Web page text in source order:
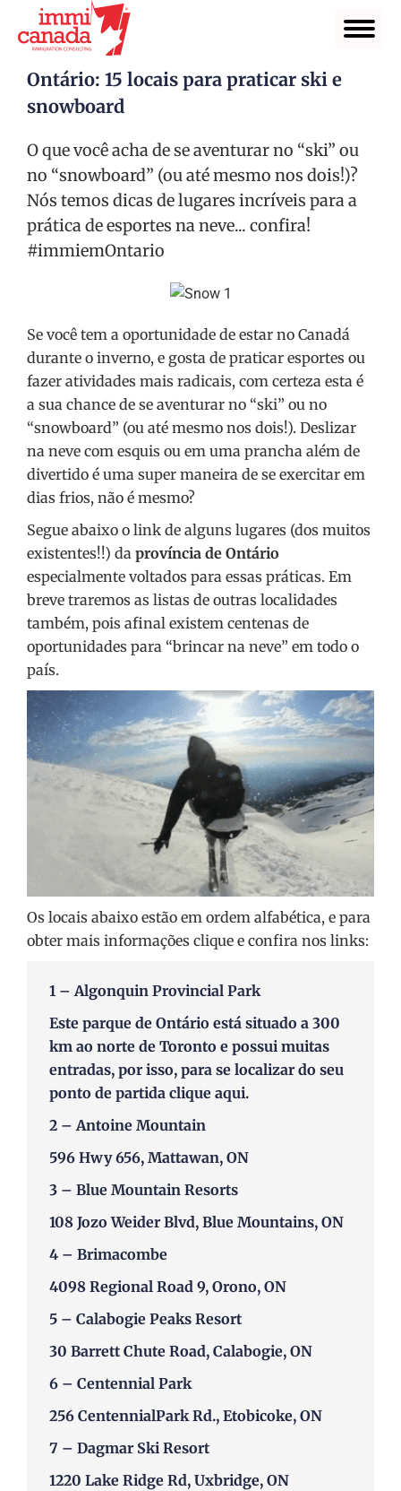
Ontário: 15 locais para praticar ski e
snowboard
O que você acha de se aventurar no “ski” ou
no “snowboard” (ou até mesmo nos dois!)?
Nós temos dicas de lugares incríveis para a
prática de esportes na neve... confira!
#immiemOntario
Se você tem a oportunidade de estar no Canadá
durante o inverno, e gosta de praticar esportes ou
fazer atividades mais radicais, com certeza esta é
a sua chance de se aventurar no “ski” ou no
“snowboard” (ou até mesmo nos dois!). Deslizar
na neve com esquis ou em uma prancha além de
divertido é uma super maneira de se exercitar em
dias frios, não é mesmo?
Segue abaixo o link de alguns lugares (dos muitos
existentes!!) da província de Ontário
especialmente voltados para essas práticas. Em
breve traremos as listas de outras localidades
também, pois afinal existem centenas de
oportunidades para “brincar na neve” em todo o
país.
Os locais abaixo estão em ordem alfabética, e para
obter mais informações clique e confira nos links:
1 –Algonquin Provincial Park
Este parque de Ontário está situado a 300
km ao norte de Toronto e possui muitas
entradas, por isso, para se localizar do seu
ponto de partida clique aqui.
2 –Antoine Mountain
596 Hwy 656, Mattawan, ON
3 – Blue Mountain Resorts
108 Jozo Weider Blvd, Blue Mountains, ON
4 – Brimacombe
4098 Regional Road 9, Orono, ON
5 – Calabogie Peaks Resort
30 Barrett Chute Road, Calabogie, ON
6 – Centennial Park
256 CentennialPark Rd., Etobicoke, ON
7 – Dagmar Ski Resort
1220 Lake Ridge Rd, Uxbridge, ON